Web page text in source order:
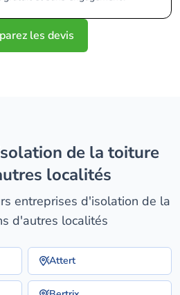
les devis
localités
entreprises d'isolation de la
d'autres localités
Attert